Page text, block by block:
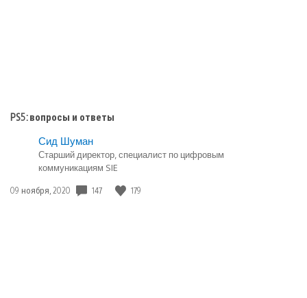
PS5: вопросы и ответы
Сид Шуман
Старший директор, специалист по цифровым
коммуникациям SIE
Дата
09 ноября, 2020 147 179